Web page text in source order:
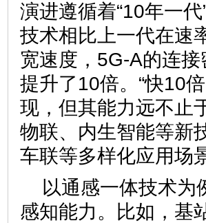
演进遵循着“10年一
技术相比上一代在速
宽速度，5G-A的连
提升了10倍。“快10
现，但其能力远不止
物联、内生智能等新
车联等多样化应用场
以通感一体技术为
感知能力。比如，基